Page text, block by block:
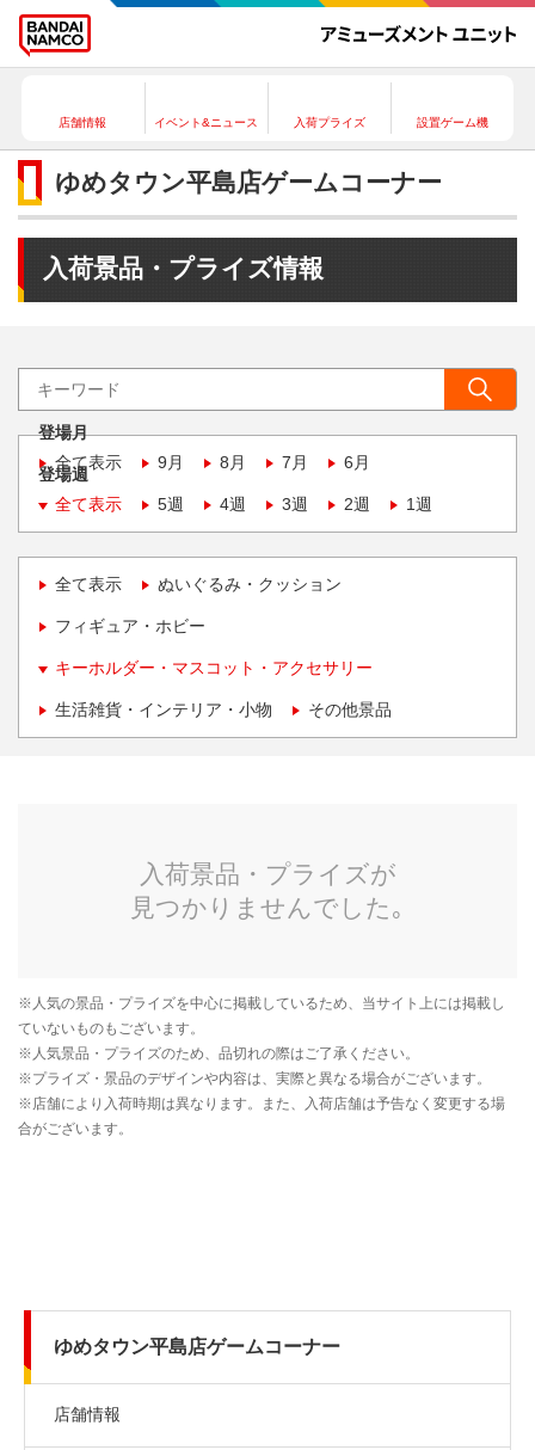
店舗情報 イベント&ニュース 入荷プライズ 設置ゲーム機
ゆめタウン平島店ゲームコーナー
入荷景品・プライズ情報
登場月
全て表示
9月 8月 7月 6月
登場週
全て表示
5週 4週 3週 2週 1週
全て表示 ぬいぐるみ・クッション
フィギュア・ホビー
キーホルダー・マスコット・アクセサリー
生活雑貨・インテリア・小物 その他景品
ゆめタウン平島店ゲームコーナー
店舗情報